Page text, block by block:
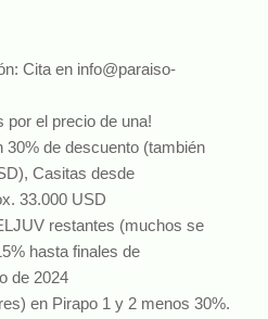
Cita en info@paraiso-
por el precio de una!
de descuento (también
Casitas desde
USD
restantes (muchos se
hasta finales de
en Pirapo 1 y 2 menos 30%.